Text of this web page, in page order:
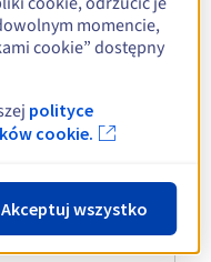
momencie,
cookie” dostępny
polityce
cookie.
Akceptuj wszystko